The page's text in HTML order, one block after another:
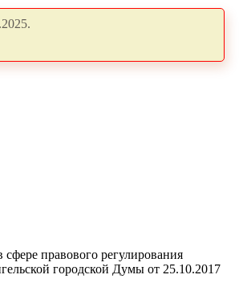
правового регулирования
городской Думы от 25.10.2017